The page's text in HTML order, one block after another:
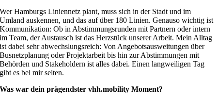
Wer Hamburgs Liniennetz plant, muss sich in der Stadt und im
Umland auskennen, und das auf über 180 Linien. Genauso wichtig ist
Kommunikation: Ob in Abstimmungsrunden mit Partnern oder intern
im Team, der Austausch ist das Herzstück unserer Arbeit. Mein Alltag
ist dabei sehr abwechslungsreich: Von Angebotsausweitungen über
Busnetzplanung oder Projektarbeit bis hin zur Abstimmungen mit
Behörden und Stakeholdern ist alles dabei. Einen langweiligen Tag
gibt es bei mir selten.
Was war dein prägendster vhh.mobility Moment?